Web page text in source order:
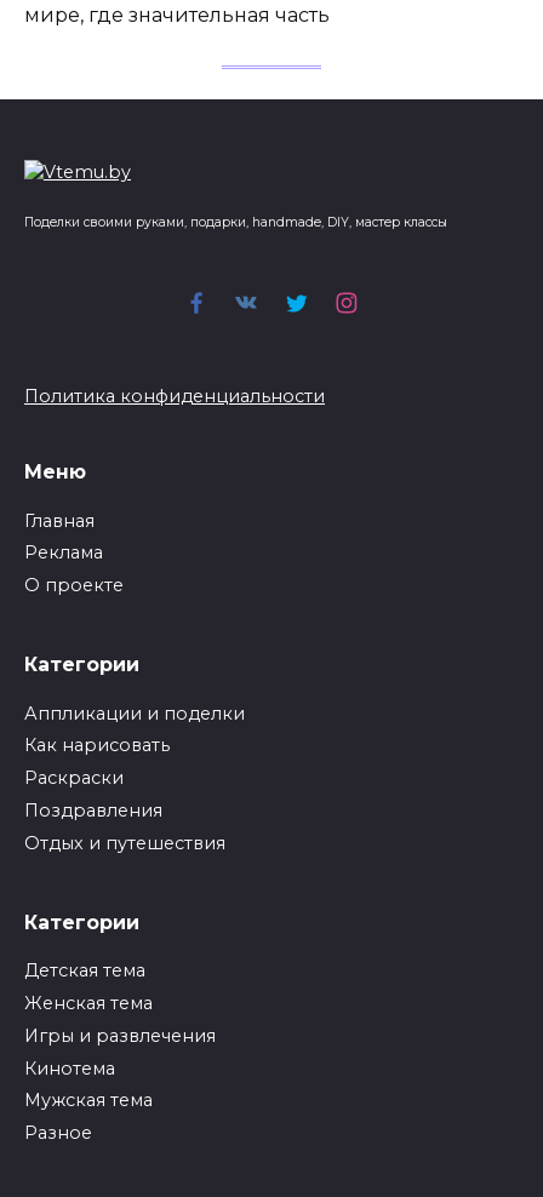
мире, где значительная часть
Поделки своими руками, подарки, handmade, DIY, мастер классы
Политика конфиденциальности
Меню
Главная
Реклама
О проекте
Категории
Аппликации и поделки
Как нарисовать
Раскраски
Поздравления
Отдых и путешествия
Категории
Детская тема
Женская тема
Игры и развлечения
Кинотема
Мужская тема
Разное